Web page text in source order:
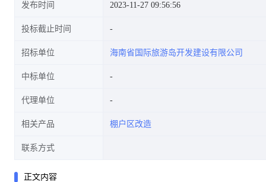
发布时间 2023-11-27 09:56:56
投标截止时间
招标单位 海南省国际旅游岛开发建设有限公司
中标单位
代理单位
相关产品 棚户区改造
联系方式
正文内容